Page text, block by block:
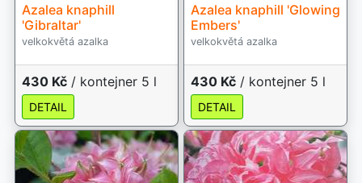
Azalea knaphill
'Gibraltar'
velkokvětá azalka
430 Kč / kontejner 5 l
DETAIL
Azalea knaphill 'Glowing
Embers'
velkokvětá azalka
430 Kč / kontejner 5 l
DETAIL